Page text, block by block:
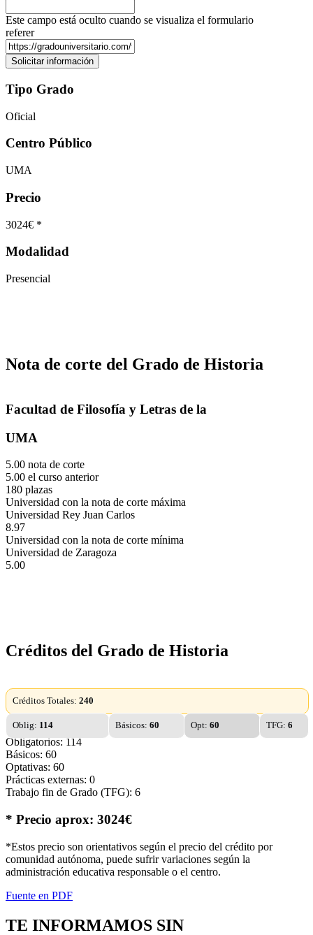
Este campo está oculto cuando se visualiza el formulario
referer
Tipo Grado
Oficial
Centro Público
UMA
Precio
3024€ *
Modalidad
Presencial
Nota de corte del Grado de Historia
Facultad de Filosofía y Letras de la
UMA
5.00 nota de corte
5.00 el curso anterior
180 plazas
Universidad con la nota de corte máxima
Universidad Rey Juan Carlos
8.97
Universidad con la nota de corte mínima
Universidad de Zaragoza
5.00
Créditos del Grado de Historia
Créditos Totales: 240
Oblig: 114 Básicos: 60 Opt: 60 TFG: 6
Obligatorios: 114
Básicos: 60
Optativas: 60
Prácticas externas: 0
Trabajo fin de Grado (TFG): 6
* Precio aprox: 3024€
*Estos precio son orientativos según el precio del crédito por
comunidad autónoma, puede sufrir variaciones según la
administración educativa responsable o el centro.
Fuente en PDF
TE INFORMAMOS SIN